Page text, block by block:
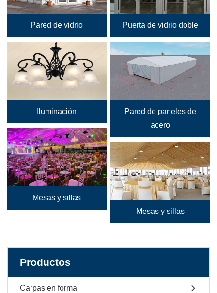
Pared de vidrio Puerta de vidrio doble
Iluminación
Pared de paneles de
acero
Mesas y sillas
Mesas y sillas
Productos
Carpas en forma